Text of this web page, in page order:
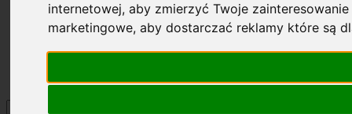
internetowej,aby zmierzyć Twoje
marketingowe,aby dostarczać reklamy które są
Strona główna
Roczniki
Okładki
Prenumerata
Szukaj